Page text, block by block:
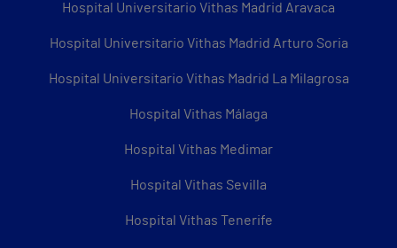
Hospital Universitario Vithas Madrid Aravaca
Hospital Universitario Vithas Madrid Arturo Soria
Hospital Universitario Vithas Madrid La Milagrosa
Hospital Vithas Málaga
Hospital Vithas Medimar
Hospital Vithas Sevilla
Hospital Vithas Tenerife